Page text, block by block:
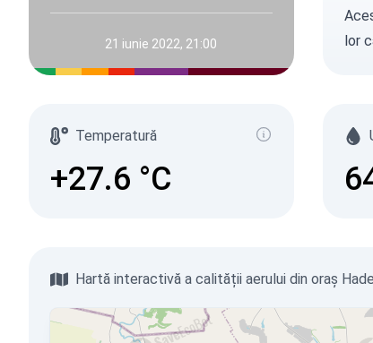
21 iunie 2022, 21:00
lor
Temperatură
+27.6 °C
Hartă interactivă a calității aerului din oraș